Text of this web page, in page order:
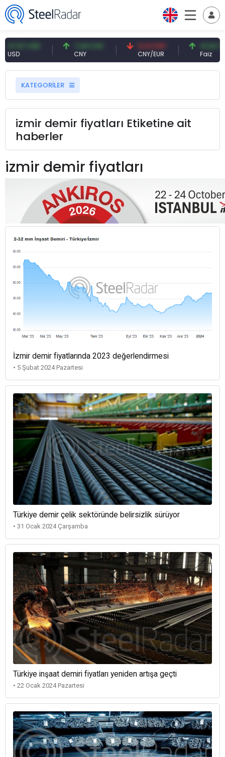
7,09 CNY
CNY
0,13 CNY
CNY/EUR
41,54 TRY
Faiz
KATEGORİLER
izmir demir fiyatları Etiketine ait
haberler
izmir demir fiyatları
İzmir demir fiyatlarında 2023 değerlendirmesi
• 5 Şubat 2024 Pazartesi
Türkiye demir çelik sektöründe belirsizlik sürüyor
• 31 Ocak 2024 Çarşamba
Türkiye inşaat demiri fiyatları yeniden artışa geçti
• 22 Ocak 2024 Pazartesi